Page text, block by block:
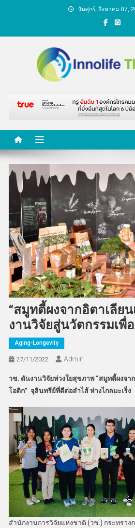
วันศุกร์, สิงหาคม 07,
คนกับความคิ
นวัตกร
“สมูทตี้ผงจากอิตาเลียน
งานวิจัยสู่นวัตกรรมเพื่
Aging-Longevity
27/11/2022 Admin
วช. ดันงานวิจัยห่วงใยสุขภาพ “สมูทตี้ผงจา
โอติก” จุลินทรีย์ที่ดีต่อลำไส้ ห่างไกลมะเร็ง
สำนักงานการวิจัยแห่งชาติ (วช.) กระทรวง